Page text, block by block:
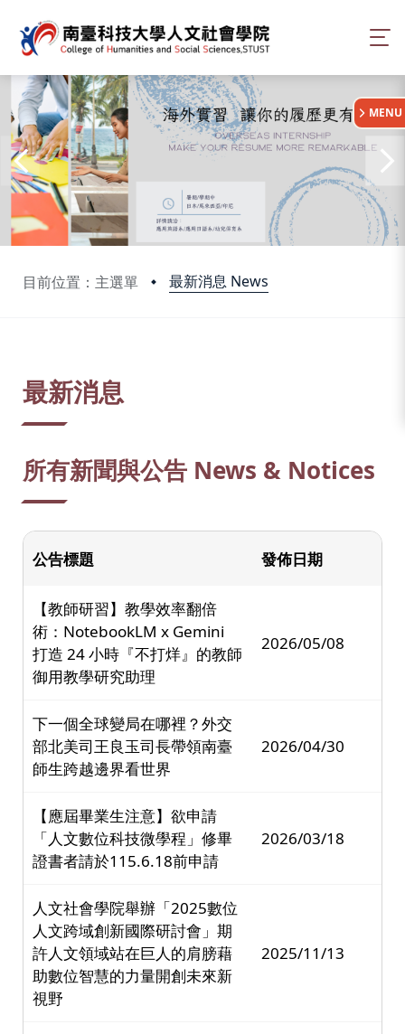
目前位置：主選單 最新消息 News
:::
MENU
最新消息
所有新聞與公告 News & Notices
公告標題 發佈日期
【教師研習】教學效率翻倍
術：NotebookLM x Gemini
打造 24 小時『不打烊』的教師
御用教學研究助理
2026/05/08
下一個全球變局在哪裡？外交
部北美司王良玉司長帶領南臺
師生跨越邊界看世界
2026/04/30
【應屆畢業生注意】欲申請
「人文數位科技微學程」修畢
證書者請於115.6.18前申請
2026/03/18
人文社會學院舉辦「2025數位
人文跨域創新國際研討會」期
許人文領域站在巨人的肩膀藉
助數位智慧的力量開創未來新
視野
2025/11/13